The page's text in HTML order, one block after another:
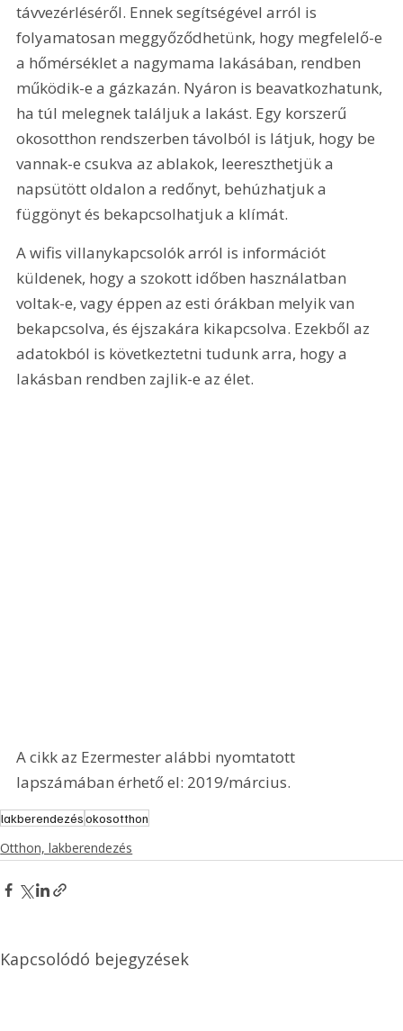
távvezérléséről. Ennek segítségével arról is
folyamatosan meggyőződhetünk, hogy megfelelő-e
a hőmérséklet a nagymama lakásában, rendben
működik-e a gázkazán. Nyáron is beavatkozhatunk,
ha túl melegnek találjuk a lakást. Egy korszerű
okosotthon rendszerben távolból is látjuk, hogy be
vannak-e csukva az ablakok, leereszthetjük a
napsütött oldalon a redőnyt, behúzhatjuk a
függönyt és bekapcsolhatjuk a klímát.
A wifis villanykapcsolók arról is információt
küldenek, hogy a szokott időben használatban
voltak-e, vagy éppen az esti órákban melyik van
bekapcsolva, és éjszakára kikapcsolva. Ezekből az
adatokból is következtetni tudunk arra, hogy a
lakásban rendben zajlik-e az élet.
A cikk az Ezermester alábbi nyomtatott
lapszámában érhető el: 2019/március.
lakberendezésokosotthon
Otthon, lakberendezés
Kapcsolódó bejegyzések